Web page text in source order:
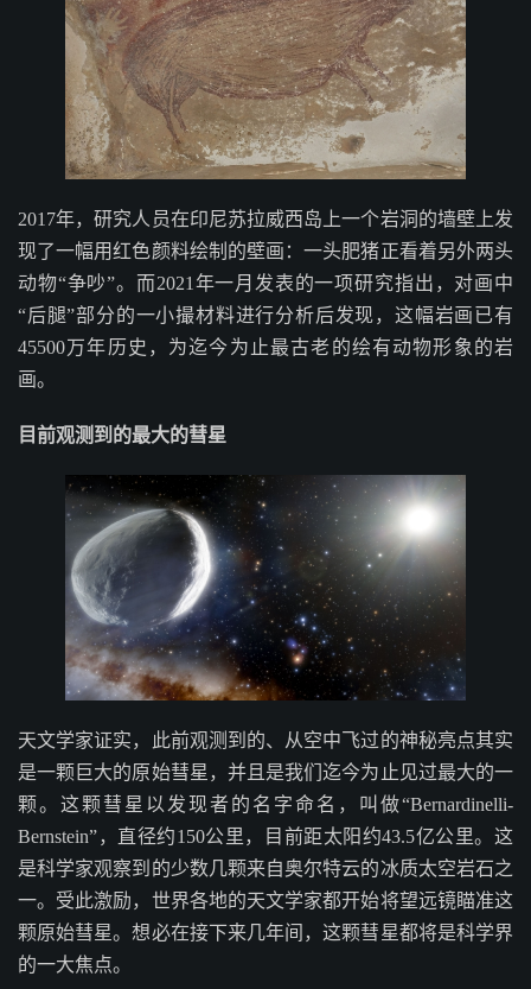
2017年，研究人员在印尼苏拉威西岛上一个岩洞的墙壁上发
现了一幅用红色颜料绘制的壁画：一头肥猪正看着另外两头
动物“争吵”。而2021年一月发表的一项研究指出，对画中
“后腿”部分的一小撮材料进行分析后发现，这幅岩画已有
45500万年历史，为迄今为止最古老的绘有动物形象的岩
画。
目前观测到的最大的彗星
天文学家证实，此前观测到的、从空中飞过的神秘亮点其实
是一颗巨大的原始彗星，并且是我们迄今为止见过最大的一
颗。这颗彗星以发现者的名字命名，叫做“Bernardinelli-
Bernstein”，直径约150公里，目前距太阳约43.5亿公里。这
是科学家观察到的少数几颗来自奥尔特云的冰质太空岩石之
一。受此激励，世界各地的天文学家都开始将望远镜瞄准这
颗原始彗星。想必在接下来几年间，这颗彗星都将是科学界
的一大焦点。